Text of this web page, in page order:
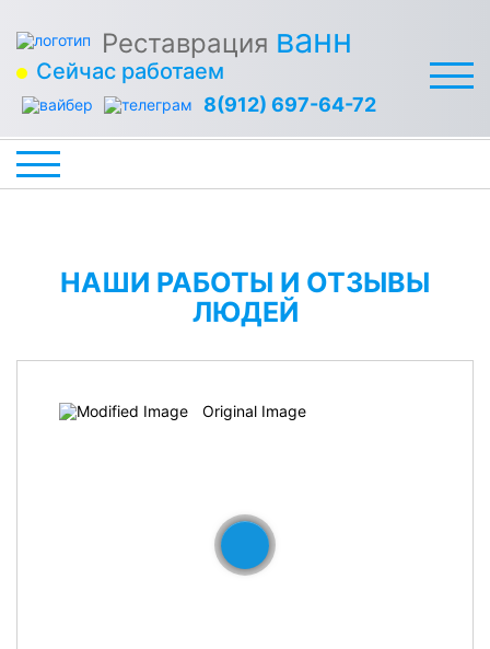
Реставрация ванн
Сейчас работаем
8(912) 697-64-72
НАШИ РАБОТЫ И ОТЗЫВЫ
ЛЮДЕЙ